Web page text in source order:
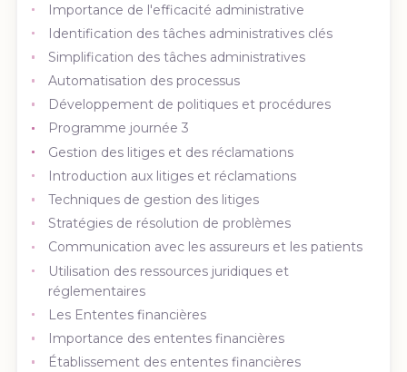
Importance de l'efficacité administrative
Identification des tâches administratives clés
Simplification des tâches administratives
Automatisation des processus
Développement de politiques et procédures
Programme journée 3
Gestion des litiges et des réclamations
Introduction aux litiges et réclamations
Techniques de gestion des litiges
Stratégies de résolution de problèmes
Communication avec les assureurs et les patients
Utilisation des ressources juridiques et
réglementaires
Les Ententes financières
Importance des ententes financières
Établissement des ententes financières